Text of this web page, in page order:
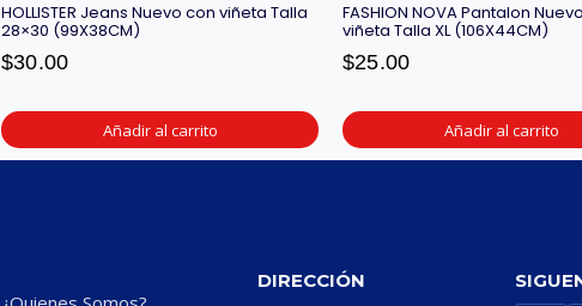
HOLLISTER Jeans Nuevo con viñeta Talla
28×30 (99X38CM)
$30.00
Añadir al carrito
FASHION NOVA Pantalon
viñeta Talla XL (106X44CM)
$25.00
Añadir al carrito
DIRECCIÓN